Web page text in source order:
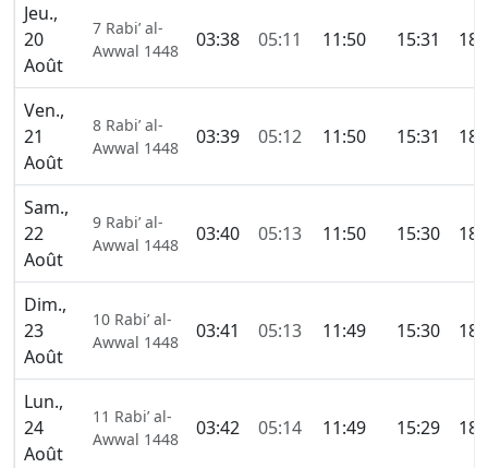
Jeu.,
20
Août
7 Rabi’ al-
Awwal 1448
03:38 05:11 11:50 15:31
Ven.,
21
Août
8 Rabi’ al-
Awwal 1448
03:39 05:12 11:50 15:31
Sam.,
22
Août
9 Rabi’ al-
Awwal 1448
03:40 05:13 11:50 15:30
Dim.,
23
Août
10 Rabi’ al-
Awwal 1448
03:41 05:13 11:49 15:30
Lun.,
24
Août
11 Rabi’ al-
Awwal 1448
03:42 05:14 11:49 15:29